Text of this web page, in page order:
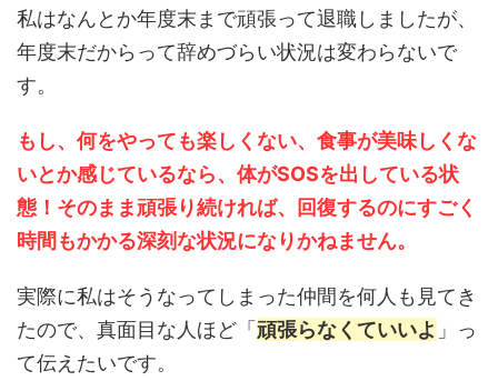
私はなんとか年度末まで頑張って退職しましたが、
年度末だからって辞めづらい状況は変わらないで
す。
もし、何をやっても楽しくない、食事が美味しくな
いとか感じているなら、体がSOSを出している状
態！そのまま頑張り続ければ、回復するのにすごく
時間もかかる深刻な状況になりかねません。
実際に私はそうなってしまった仲間を何人も見てき
たので、真面目な人ほど「頑張らなくていいよ 」っ
て伝えたいです。